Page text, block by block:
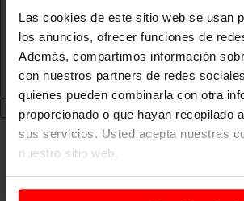
Las cookies de este sitio web se usan
los anuncios, ofrecer funciones de
Además, compartimos información
con nuestros partners de redes
quienes pueden combinarla con otra
proporcionado o que hayan recopilado
sus servicios. Usted acepta nuestras
nuestro sitio web.